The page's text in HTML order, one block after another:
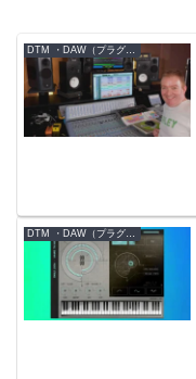
DTM ・DAW（プラグイン、シンセなど）のセール情報